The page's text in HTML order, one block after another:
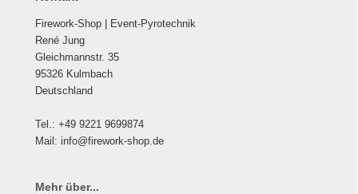
Firework-Shop | Event-Pyrotechnik
René Jung
Gleichmannstr. 35
95326 Kulmbach
Deutschland
Tel.: +49 9221 9699874
Mail: info@firework-shop.de
Mehr über...